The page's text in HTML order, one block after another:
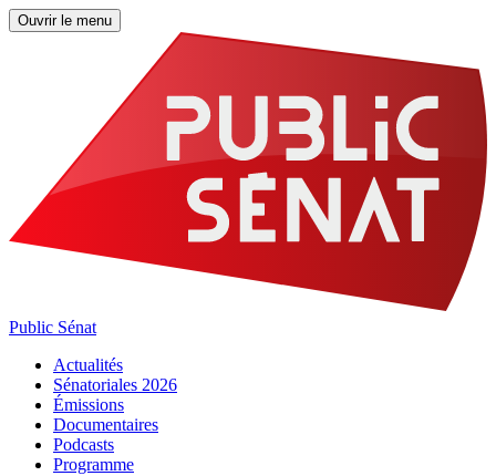
Ouvrir le menu
Public Sénat
Actualités
Sénatoriales 2026
Émissions
Documentaires
Podcasts
Programme